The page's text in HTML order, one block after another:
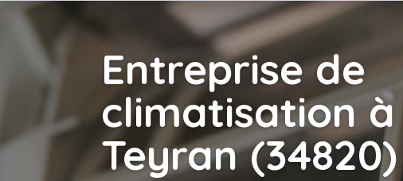
Entreprise de
climatisation à
Teyran (34820)